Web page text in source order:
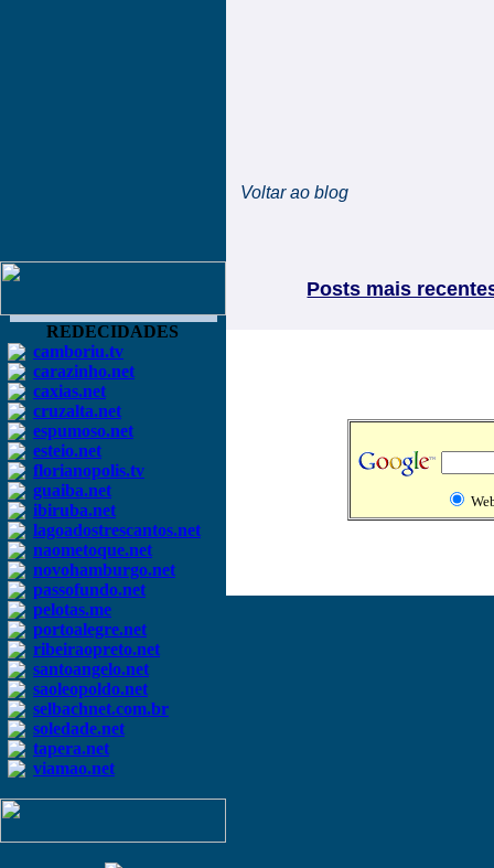
REDECIDADES
camboriu.tv
carazinho.net
caxias.net
cruzalta.net
espumoso.net
esteio.net
florianopolis.tv
guaiba.net
ibiruba.net
lagoadostrescantos.net
naometoque.net
novohamburgo.net
passofundo.net
pelotas.me
portoalegre.net
ribeiraopreto.net
santoangelo.net
saoleopoldo.net
selbachnet.com.br
soledade.net
tapera.net
viamao.net
Voltar ao blog
Posts mais